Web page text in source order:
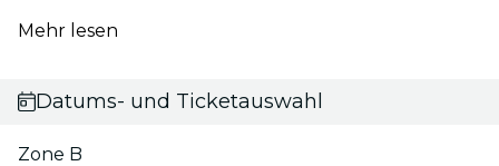
Mehr lesen
Datums- und Ticketauswahl
Zone B